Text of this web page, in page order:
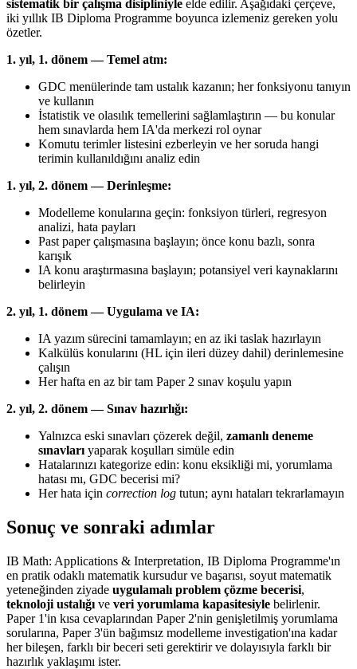
sistematik bir çalışma disipliniyle elde edilir. Aşağıdaki çerçeve,
iki yıllık IB Diploma Programme boyunca izlemeniz gereken yolu
özetler.
1. yıl, 1. dönem — Temel atm:
GDC menülerinde tam ustalık kazanın; her fonksiyonu tanıyın
ve kullanın
İstatistik ve olasılık temellerini sağlamlaştırın — bu konular
hem sınavlarda hem IA'da merkezi rol oynar
Komutu terimler listesini ezberleyin ve her soruda hangi
terimin kullanıldığını analiz edin
1. yıl, 2. dönem — Derinleşme:
Modelleme konularına geçin: fonksiyon türleri, regresyon
analizi, hata payları
Past paper çalışmasına başlayın; önce konu bazlı, sonra
karışık
IA konu araştırmasına başlayın; potansiyel veri kaynaklarını
belirleyin
2. yıl, 1. dönem — Uygulama ve IA:
IA yazım sürecini tamamlayın; en az iki taslak hazırlayın
Kalkülüs konularını (HL için ileri düzey dahil) derinlemesine
çalışın
Her hafta en az bir tam Paper 2 sınav koşulu yapın
2. yıl, 2. dönem — Sınav hazırlığı:
Yalnızca eski sınavları çözerek değil, zamanlı deneme
sınavları yaparak koşulları simüle edin
Hatalarınızı kategorize edin: konu eksikliği mi, yorumlama
hatası mı, GDC becerisi mi?
Her hata için correction log tutun; aynı hataları tekrarlamayın
Sonuç ve sonraki adımlar
IB Math: Applications & Interpretation, IB Diploma Programme'ın
en pratik odaklı matematik kursudur ve başarısı, soyut matematik
yeteneğinden ziyade uygulamalı problem çözme becerisi,
teknoloji ustalığı ve veri yorumlama kapasitesiyle belirlenir.
Paper 1'in kısa cevaplarından Paper 2'nin genişletilmiş yorumlama
sorularına, Paper 3'ün bağımsız modelleme investigation'ına kadar
her bileşen, farklı bir beceri seti gerektirir ve dolayısıyla farklı bir
hazırlık yaklaşımı ister.